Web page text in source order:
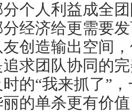
个人利益成全
经济给更需要
创造输出空间
求团队协同的
的“我来抓了”
的单杀更有价